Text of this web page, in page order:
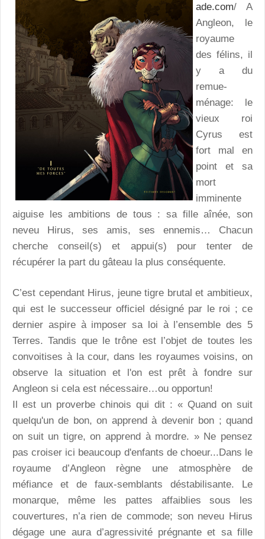
ade.com/ A
Angleon, le
royaume
des félins, il
y a du
remue-
ménage: le
vieux roi
Cyrus est
fort mal en
point et sa
mort
imminente
aiguise les ambitions de tous : sa fille aînée, son
neveu Hirus, ses amis, ses ennemis… Chacun
cherche conseil(s) et appui(s) pour tenter de
récupérer la part du gâteau la plus conséquente.
C’est cependant Hirus, jeune tigre brutal et ambitieux,
qui est le successeur officiel désigné par le roi ; ce
dernier aspire à imposer sa loi à l’ensemble des 5
Terres. Tandis que le trône est l’objet de toutes les
convoitises à la cour, dans les royaumes voisins, on
observe la situation et l'on est prêt à fondre sur
Angleon si cela est nécessaire…ou opportun!
Il est un proverbe chinois qui dit : « Quand on suit
quelqu'un de bon, on apprend à devenir bon ; quand
on suit un tigre, on apprend à mordre. » Ne pensez
pas croiser ici beaucoup d'enfants de choeur...Dans le
royaume d’Angleon règne une atmosphère de
méfiance et de faux-semblants déstabilisante. Le
monarque, même les pattes affaiblies sous les
couvertures, n’a rien de commode; son neveu Hirus
dégage une aura d’agressivité prégnante et sa fille